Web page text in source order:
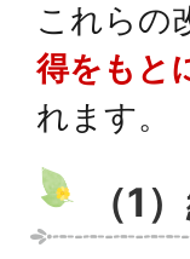
これらの
得をもと
れます。
（1